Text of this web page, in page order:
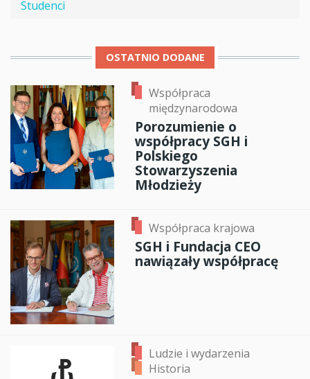
Studenci
OSTATNIO DODANE
Współpraca
międzynarodowa
Porozumienie o
współpracy SGH i
Polskiego
Stowarzyszenia
Młodzieży
Współpraca krajowa
SGH i Fundacja CEO
nawiązały współpracę
Ludzie i wydarzenia
Historia